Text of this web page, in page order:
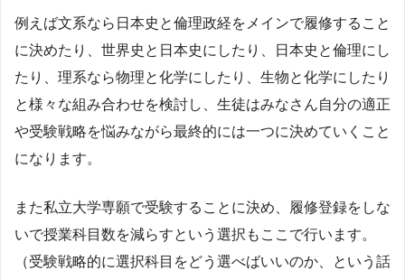
例えば文系なら日本史と倫理政経をメインで履修すること
に決めたり、世界史と日本史にしたり、日本史と倫理にし
たり、理系なら物理と化学にしたり、生物と化学にしたり
と様々な組み合わせを検討し、生徒はみなさん自分の適正
や受験戦略を悩みながら最終的には一つに決めていくこと
になります。
また私立大学専願で受験することに決め、履修登録をしな
いで授業科目数を減らすという選択もここで行います。
（受験戦略的に選択科目をどう選べばいいのか、という話